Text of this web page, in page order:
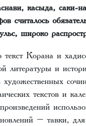
касыда, саки-
считалось
широко
Корана и
литературы и
художественных
текстов и
– тавки,